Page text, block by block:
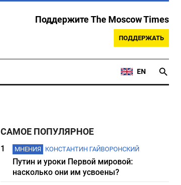
Поддержите The Moscow Times
ПОДДЕРЖАТЬ
EN
САМОЕ ПОПУЛЯРНОЕ
1 МНЕНИЯ КОНСТАНТИН ГАЙВОРОНСКИЙ
Путин и уроки Первой мировой:
насколько они им усвоены?